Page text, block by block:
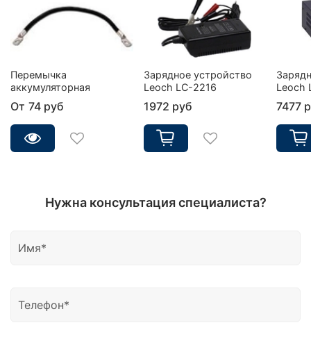
Перемычка
аккумуляторная
От 74 руб
Зарядное устройство
Leoch LC-2216
1972 руб
Leoch
7477
Нужна консультация специалиста?